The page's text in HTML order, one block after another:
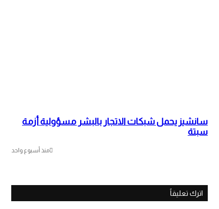
سانشيز يحمل شبكات الاتجار بالبشر مسؤولية أزمة
سبتة
منذ أسبوع واحد
اترك تعليقاً